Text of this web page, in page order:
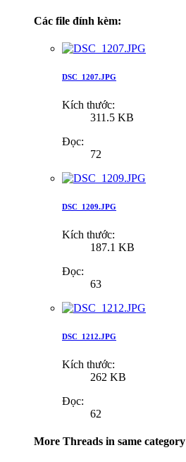
Các file đính kèm:
DSC_1207.JPG
Kích thước:
311.5 KB
Đọc:
72
DSC_1209.JPG
Kích thước:
187.1 KB
Đọc:
63
DSC_1212.JPG
Kích thước:
262 KB
Đọc:
62
More Threads in same category